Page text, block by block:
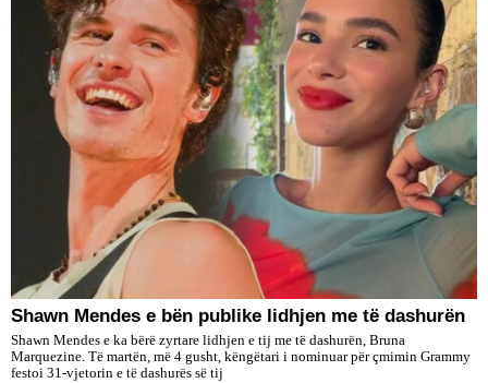
​Shawn Mendes e bën publike lidhjen me të dashurën
Shawn Mendes e ka bërë zyrtare lidhjen e tij me të dashurën, Bruna
Marquezine. Të martën, më 4 gusht, këngëtari i nominuar për çmimin Grammy
festoi 31-vjetorin e të dashurës së tij